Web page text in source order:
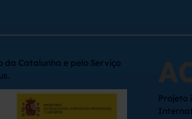
da Catalunha e pelo Serviço
Projeto